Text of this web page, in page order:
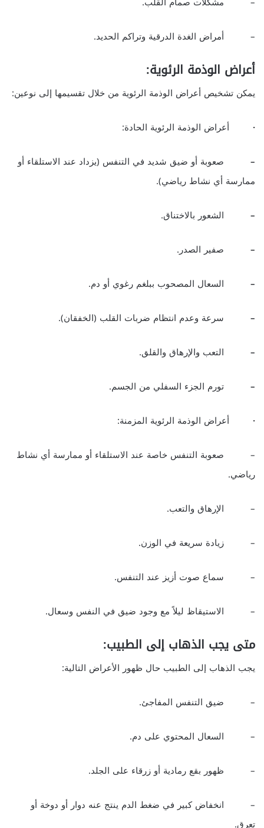
– أمراض الغدة الدرقية وتراكم الحديد.
أعراض الوذمة الرئوية:
يمكن تشخيص أعراض الوذمة الرئوية من خلال تقسيمها إلى نوعين:
· أعراض الوذمة الرئوية الحادة:
– صعوبة أو ضيق شديد في التنفس (يزداد عند الاستلقاء أو
ممارسة أي نشاط رياضي).
– الشعور بالاختناق.
– صفير الصدر.
– السعال المصحوب ببلغم رغوي أو دم.
– سرعة وعدم انتظام ضربات القلب (الخفقان).
– التعب والإرهاق والقلق.
– تورم الجزء السفلي من الجسم.
· أعراض الوذمة الرئوية المزمنة:
– صعوبة التنفس خاصة عند الاستلقاء أو ممارسة أي نشاط
رياضي.
– الإرهاق والتعب.
– زيادة سريعة في الوزن.
– سماع صوت أزيز عند التنفس.
– الاستيقاظ ليلاً مع وجود ضيق في النفس وسعال.
متى يجب الذهاب إلى الطبيب:
يجب الذهاب إلى الطبيب حال ظهور الأعراض التالية:
– ضيق التنفس المفاجئ.
– السعال المحتوي على دم.
– ظهور بقع رمادية أو زرقاء على الجلد.
– انخفاض كبير في ضغط الدم ينتج عنه دوار أو دوخة أو
تعرق.